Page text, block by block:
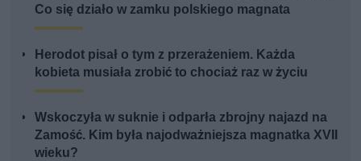
Co się działo w zamku polskiego magnata
Herodot pisał o tym z przerażeniem. Każda
kobieta musiała zrobić to chociaż raz w życiu
Wskoczyła w suknie i odparła zbrojny najazd na
Zamość. Kim była najodważniejsza magnatka XVII
wieku?